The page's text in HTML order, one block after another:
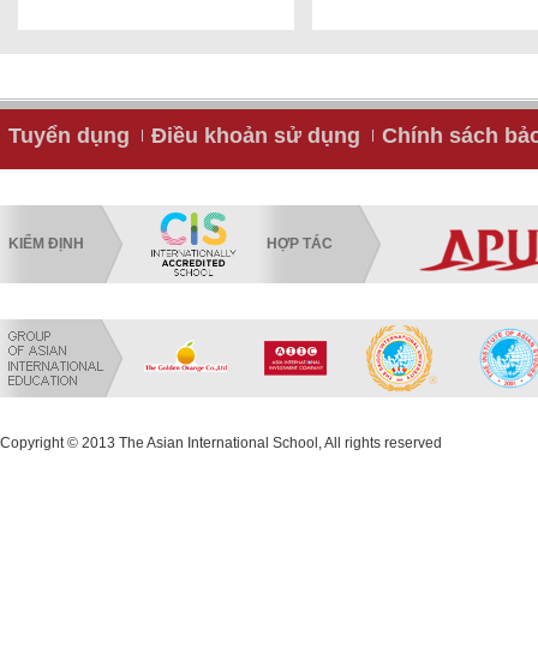
Tuyển dụng Điều khoản sử dụng Chính sách
KIỂM ĐỊNH HỢP TÁC
Copyright © 2013 The Asian International School, All rights reserved